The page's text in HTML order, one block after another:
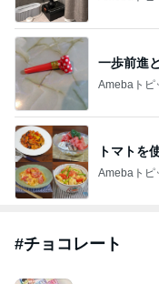
一歩前進
Amebaトピ
トマトを
Amebaトピ
#チョコレート